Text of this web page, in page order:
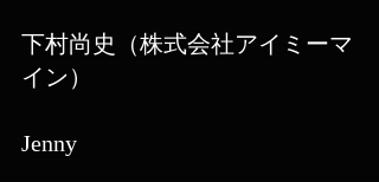
下村尚史（株式会社アイミーマ
イン）
Jenny